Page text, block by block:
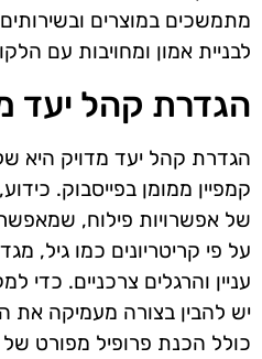
מתמשכים במוצרים
לבניית אמון ומחויבות עם
הגדרת קהל יעד
הגדרת קהל יעד מדויק היא
קמפיין ממומן בפייסבוק.
של אפשרויות פילוח,
על פי קריטריונים כמו גיל,
עניין והרגלים צרכניים.
יש להבין בצורה מעמיקה את
כולל הכנת פרופיל מפורט של